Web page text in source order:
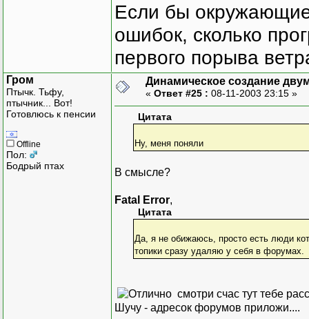
Если бы
ошибок, сколько
первого порыва
Гром
Птычк. Тьфу,
птычник... Вот!
Готовлюсь к пенсии
Offline
Пол:
Бодрый птах
Динамическое создание
« Ответ #25 : 08-11-2003 23:15 »
Цитата
Ну, меня поняли
В смысле?
Fatal Error,
Цитата
Да, я не обижаюсь, просто есть люди
топики сразу удаляю у себя в форумах.
смотри счас тут тебе
Шучу - адресок форумов приложи....